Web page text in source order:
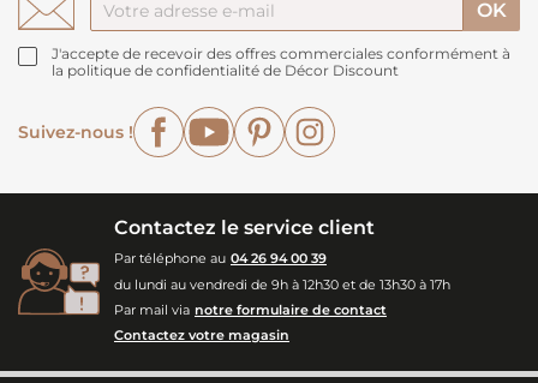
J'accepte de recevoir des offres commerciales conformément à
la politique de confidentialité de Décor Discount
Suivez-nous !
FacebookYouTubePinterest
Contactez le service client
Par téléphone au 04 26 94 00 39
du lundi au vendredi de 9h à 12h30 et de 13h30 à 17h
Par mail via notre formulaire de contact
Contactez votre magasin